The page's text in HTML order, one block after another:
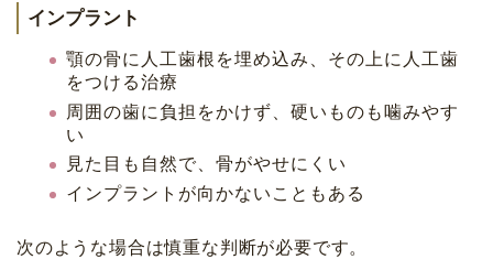
インプラント
顎の骨に人工歯根を埋め込み、その上に人工歯
をつける治療
周囲の歯に負担をかけず、硬いものも噛みやす
い
見た目も自然で、骨がやせにくい
インプラントが向かないこともある
次のような場合は慎重な判断が必要です。